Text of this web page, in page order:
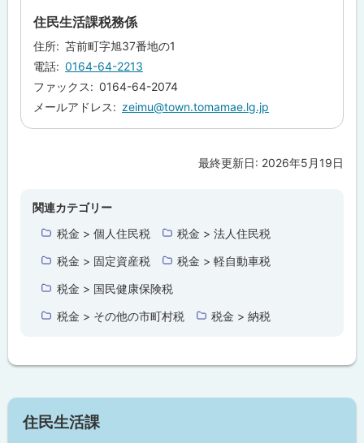
住民生活課税務係
住所
苫前町字旭37番地の1
電話
0164-64-2213
ファックス
0164-64-2074
メールアドレス
zeimu@town.tomamae.lg.jp
最終更新日: 2026年5月19日
関連カテゴリー
税金 > 個人住民税
税金 > 法人住民税
税金 > 固定資産税
税金 > 軽自動車税
税金 > 国民健康保険税
税金 > その他の市町村税
税金 > 納税
サ
住民生活課